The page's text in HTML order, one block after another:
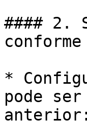
#### 2.
*
pode ser
anterior: